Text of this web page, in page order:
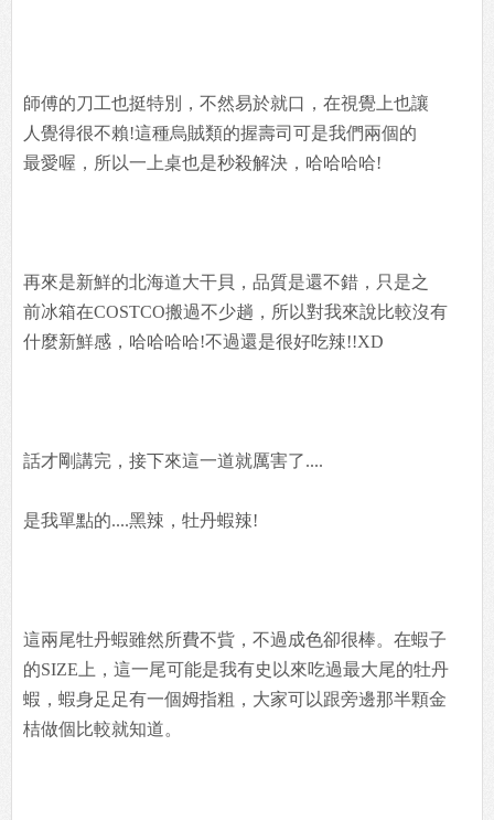
師傅的刀工也挺特別，不然易於就口，在視覺上也讓
人覺得很不賴!這種烏賊類的握壽司可是我們兩個的
最愛喔，所以一上桌也是秒殺解決，哈哈哈哈!
再來是新鮮的北海道大干貝，品質是還不錯，只是之
前冰箱在COSTCO搬過不少趟，所以對我來說比較沒有
什麼新鮮感，哈哈哈哈!不過還是很好吃辣!!XD
話才剛講完，接下來這一道就厲害了....
是我單點的....黑辣，牡丹蝦辣!
這兩尾牡丹蝦雖然所費不貲，不過成色卻很棒。在蝦子
的SIZE上，這一尾可能是我有史以來吃過最大尾的牡丹
蝦，蝦身足足有一個姆指粗，大家可以跟旁邊那半顆金
桔做個比較就知道。